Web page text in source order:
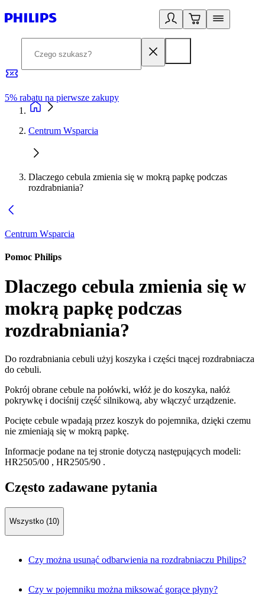
5% rabatu na pierwsze zakupy
Centrum Wsparcia
Dlaczego cebula zmienia się w mokrą papkę podczas
rozdrabniania?
Centrum Wsparcia
Pomoc Philips
Dlaczego cebula zmienia się w
mokrą papkę podczas
rozdrabniania?
Do rozdrabniania cebuli użyj koszyka i części tnącej rozdrabniacza
do cebuli.
Pokrój obrane cebule na połówki, włóż je do koszyka, nałóż
pokrywkę i dociśnij część silnikową, aby włączyć urządzenie.
Pocięte cebule wpadają przez koszyk do pojemnika, dzięki czemu
nie zmieniają się w mokrą papkę.
Informacje podane na tej stronie dotyczą następujących modeli:
HR2505/00 , HR2505/90 .
Często zadawane pytania
Wszystko (10)
Czy można usunąć odbarwienia na rozdrabniaczu Philips?
Czy w pojemniku można miksować gorące płyny?